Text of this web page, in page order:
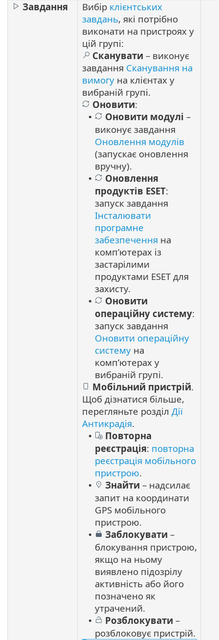
Завдання
Вибір клієнтських
завдань, які потрібно
виконати на пристроях у
цій групі:
Сканувати – виконує
завдання Сканування на
вимогу на клієнтах у
вибраній групі.
Оновити:
• Оновити модулі –
виконує завдання
Оновлення модулів
(запускає оновлення
вручну).
•
Оновлення
продуктів ESET:
запуск завдання
Інсталювати
програмне
забезпечення на
комп’ютерах із
застарілими
продуктами ESET для
захисту.
•
Оновити
операційну систему:
запуск завдання
Оновити операційну
систему на
комп’ютерах у
вибраній групі.
Мобільний пристрій.
Щоб дізнатися більше,
перегляньте розділ Дії
Антикрадія.
•
Повторна
реєстрація: повторна
реєстрація мобільного
пристрою.
• Знайти – надсилає
запит на координати
GPS мобільного
пристрою.
• Заблокувати –
блокування пристрою,
якщо на ньому
виявлено підозрілу
активність або його
позначено як
утрачений.
• Розблокувати –
розблоковує пристрій.